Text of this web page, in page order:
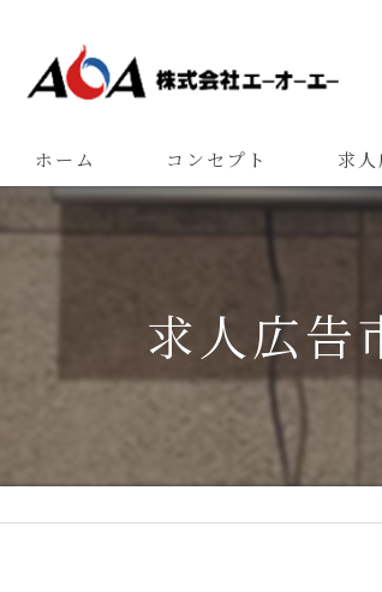
ホーム コンセプト 求
求人広告